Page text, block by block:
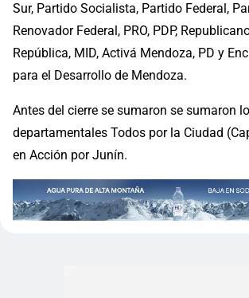
Sur, Partido Socialista, Partido Federal,
Renovador Federal, PRO, PDP,
República, MID, Activá Mendoza, PD y
para el Desarrollo de Mendoza.
Antes del cierre se sumaron se sumaron
departamentales Todos por la Ciudad
en Acción por Junín.